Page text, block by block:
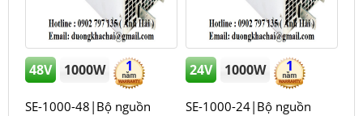
48V 1000W 1
SE-1000-48|Bộ nguồn
24V 1000W 1
SE-1000-24|Bộ nguồn